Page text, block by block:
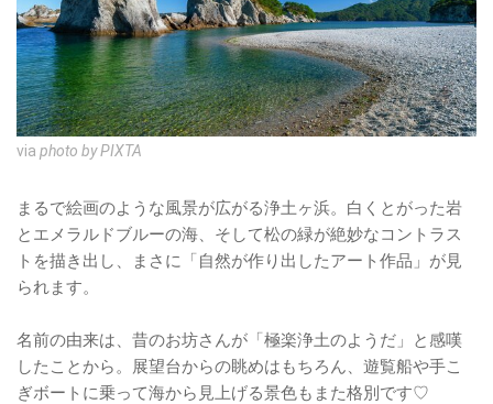
via photo by PIXTA
まるで絵画のような風景が広がる浄土ヶ浜。白くとがった岩
とエメラルドブルーの海、そして松の緑が絶妙なコントラス
トを描き出し、まさに「自然が作り出したアート作品」が見
られます。
名前の由来は、昔のお坊さんが「極楽浄土のようだ」と感嘆
したことから。展望台からの眺めはもちろん、遊覧船や手こ
ぎボートに乗って海から見上げる景色もまた格別です♡